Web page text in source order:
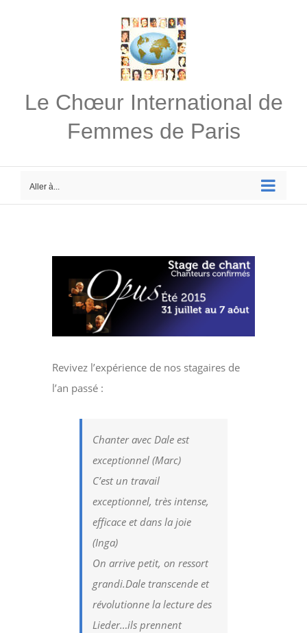
Le Chœur International de
Femmes de Paris
Aller à...
l'image
agrandie
Revivez l’expérience de nos stagaires de
l’an passé :
Chanter avec Dale est
exceptionnel (Marc)
C’est un travail
exceptionnel, très intense,
efficace et dans la joie
(Inga)
On arrive petit, on ressort
grandi.Dale transcende et
révolutionne la lecture des
Lieder…ils prennent